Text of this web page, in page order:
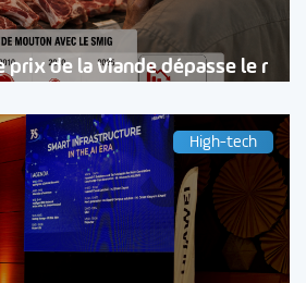
prix de la viande dépasse le r
High-tech